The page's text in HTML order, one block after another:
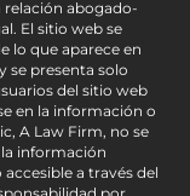
relación abogado-
El sitio web se
lo que aparece en
se presenta solo
del sitio web
en la información o
A Law Firm, no se
información
a través del